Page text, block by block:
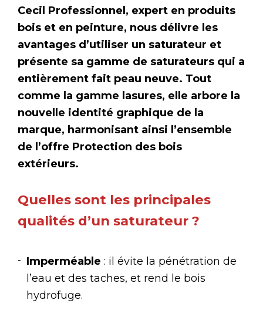
Cecil Professionnel, expert en produits
bois et en peinture, nous délivre les
avantages d’utiliser un saturateur et
présente sa gamme de saturateurs qui a
entièrement fait peau neuve. Tout
comme la gamme lasures, elle arbore la
nouvelle identité graphique de la
marque, harmonisant ainsi l’ensemble
de l’offre Protection des bois
extérieurs.
Quelles sont les principales
qualités d’un saturateur ?
Imperméable : il évite la pénétration de
l’eau et des taches, et rend le bois
hydrofuge.